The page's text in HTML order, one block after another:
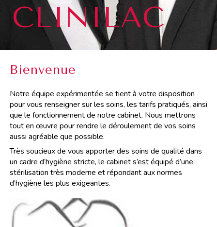
CLINILAC
Bienvenue
Notre équipe expérimentée se tient à votre disposition
pour vous renseigner sur les soins, les tarifs pratiqués, ainsi
que le fonctionnement de notre cabinet. Nous mettrons
tout en œuvre pour rendre le déroulement de vos soins
aussi agréable que possible.
Très soucieux de vous apporter des soins de qualité dans
un cadre d’hygiène stricte, le cabinet s’est équipé d’une
stérilisation très moderne et répondant aux normes
d’hygiène les plus exigeantes.